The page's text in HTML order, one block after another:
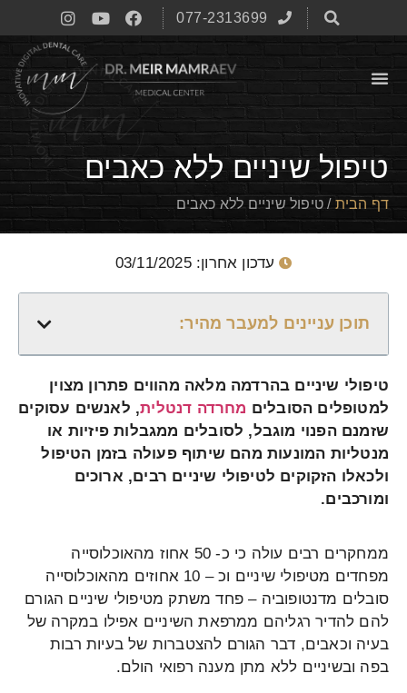
077-2313699
טיפול שיניים ללא כאבים
דף הבית /טיפול שיניים ללא כאבים
עדכון אחרון: 03/11/2025
תוכן עניינים למעבר מהיר:
טיפולי שיניים בהרדמה מלאה מהווים פתרון מצוין
למטופלים הסובלים מחרדה דנטלית, לאנשים עסוקים
שזמנם הפנוי מוגבל, לסובלים ממגבלות פיזיות או
מנטליות המונעות מהם שיתוף פעולה בזמן הטיפול
ולכאלו הזקוקים לטיפולי שיניים רבים, ארוכים
ומורכבים.
ממחקרים רבים עולה כי כ- 50 אחוז מהאוכלוסייה
מפחדים מטיפולי שיניים וכ – 10 אחוזים מהאוכלוסייה
סובלים מדנטופוביה – פחד משתק מטיפולי שיניים הגורם
להם להדיר רגליהם ממרפאת השיניים אפילו במקרה של
בעיה וכאבים, דבר הגורם להצטברות של בעיות רבות
בפה ובשיניים ללא מתן מענה רפואי הולם.